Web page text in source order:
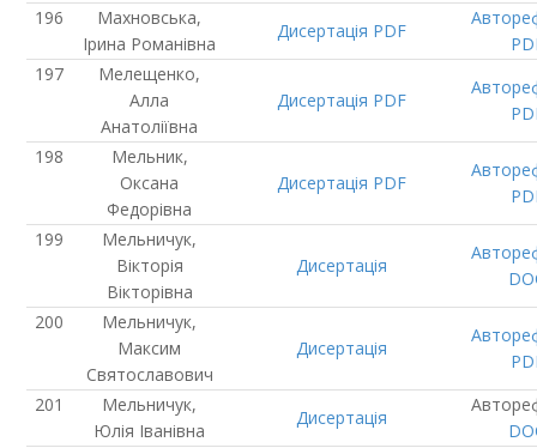
Махновська,
Ірина Романівна
Дисертація PDF
Мелещенко,
Алла
Анатоліївна
Дисертація PDF
Мельник,
Оксана
Федорівна
Дисертація PDF
Мельничук,
Вікторія
Вікторівна
Дисертація
Мельничук,
Максим
Святославович
Дисертація
Мельничук,
Юлія Іванівна
Дисертація